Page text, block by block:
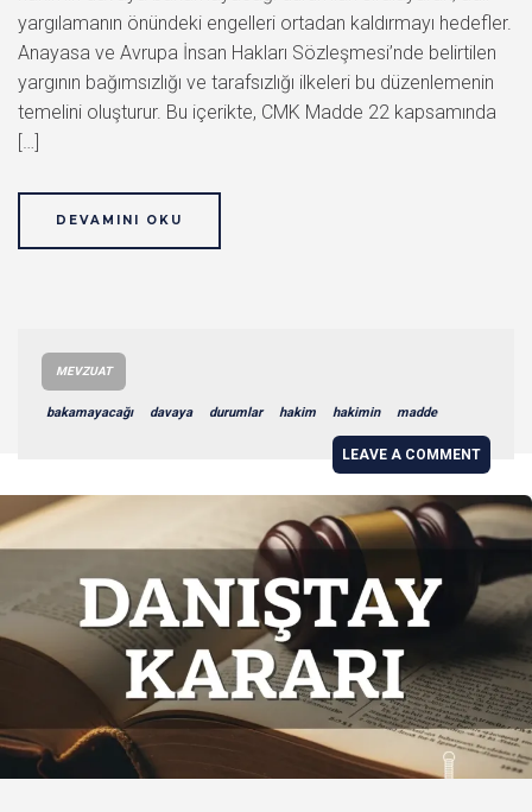
yargılamanın önündeki engelleri ortadan kaldırmayı hedefler.
Anayasa ve Avrupa İnsan Hakları Sözleşmesi’nde belirtilen
yargının bağımsızlığı ve tarafsızlığı ilkeleri bu düzenlemenin
temelini oluşturur. Bu içerikte, CMK Madde 22 kapsamında
[…]
DEVAMINI OKU
MEVZUAT
bakamayacağı davaya durumlar hakim hakimin madde
LEAVE A COMMENT